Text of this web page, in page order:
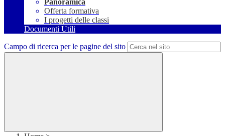
Panoramica
Offerta formativa
I progetti delle classi
Documenti Utili
Campo di ricerca per le pagine del sito